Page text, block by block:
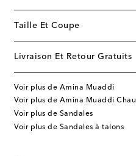
Taille Et Coupe
Livraison Et Retour Gratuits
Voir plus de Amina Muaddi
Voir plus de Amina Muaddi
Voir plus de Sandales
Voir plus de Sandales à talons